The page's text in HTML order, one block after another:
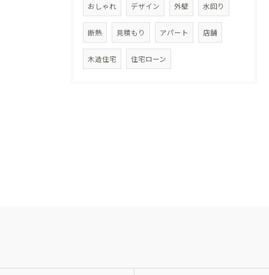
おしゃれ デザイン 外壁 水回り
断熱 見積もり アパート 店舗
木造住宅 住宅ローン